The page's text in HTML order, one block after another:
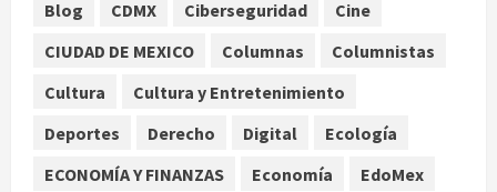
SCJN avala obligación patronal de
agrícolas
agosto 6, 2026
Turista muere ahogado en alberca
Blog CDMX Ciberseguridad
Cine
CIUDAD DE MEXICO
Columnas
Columnistas
Cultura
Cultura y Entretenimiento
Deportes
Derecho Digital
Ecología
ECONOMÍA Y FINANZAS
Economía
EdoMex